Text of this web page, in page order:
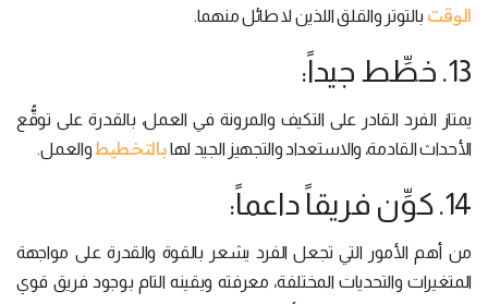
الوقت بالتوتر والقلق اللذين لا طائل منهما.
13. خطِّط جيداً:
يمتاز الفرد القادر على التكيف والمرونة في العمل، بالقدرة على توقُّع
الأحداث القادمة، والاستعداد والتجهيز الجيد لهابالتخطيطوالعمل.
14. كوِّن فريقاً داعماً:
من أهم الأمور التي تجعل الفرد يشعر بالقوة والقدرة على مواجهة
المتغيرات والتحديات المختلفة، معرفته ويقينه التام بوجود فريق قوي